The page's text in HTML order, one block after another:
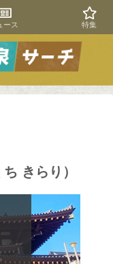
きらり）
ース 特集